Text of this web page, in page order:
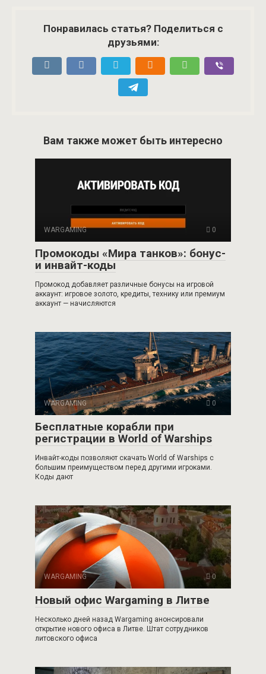
Понравилась статья? Поделиться с
друзьями:
Вам также может быть интересно
WARGAMING 0
Промокоды «Мира танков»: бонус-
и инвайт-коды
Промокод добавляет различные бонусы на игровой
аккаунт: игровое золото, кредиты, технику или премиум
аккаунт — начисляются
WARGAMING 0
Бесплатные корабли при
регистрации в World of Warships
Инвайт-коды позволяют скачать World of Warships с
большим преимуществом перед другими игроками.
Коды дают
WARGAMING 0
Новый офис Wargaming в Литве
Несколько дней назад Wargaming анонсировали
открытие нового офиса в Литве. Штат сотрудников
литовского офиса